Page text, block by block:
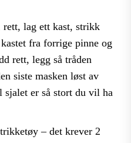
lag ett kast, strikk
fra forrige pinne og
rett, legg så tråden
siste masken løst av
er så stort du vil ha
– det krever 2